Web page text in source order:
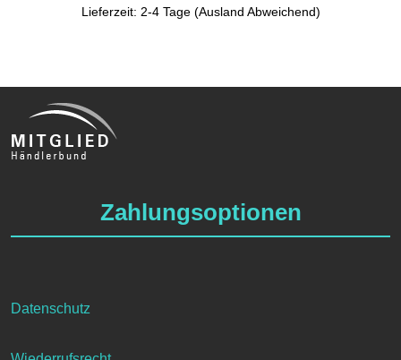
Lieferzeit: 2-4 Tage (Ausland Abweichend)
Zahlungsoptionen
Datenschutz